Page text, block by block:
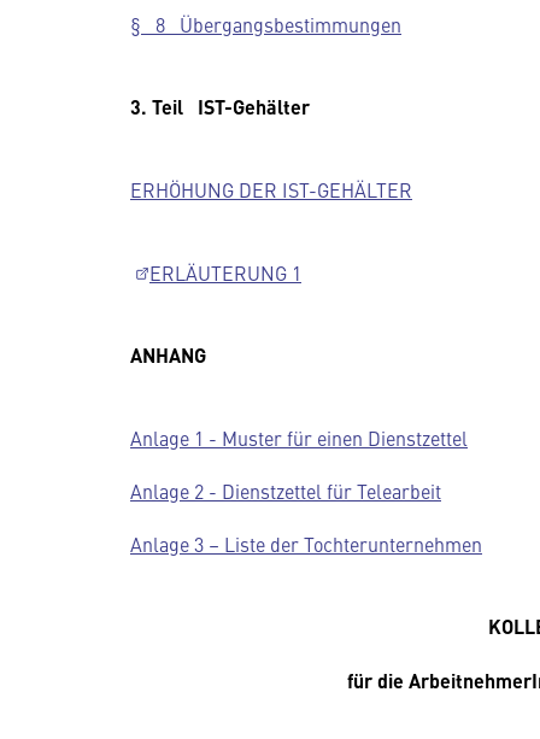
§ 8 Übergangsbestimmungen
3. Teil IST-Gehälter
ERHÖHUNG DER IST-GEHÄLTER
ERLÄUTERUNG 1
ANHANG
Anlage 1 - Muster für einen Dienstzettel
Anlage 2 - Dienstzettel für Telearbeit
Anlage 3 – Liste der Tochterunternehmen
für die